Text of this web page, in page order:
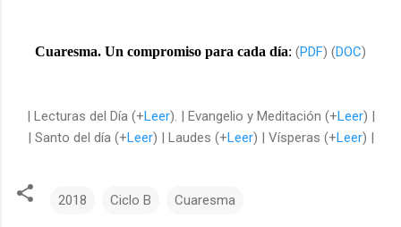
Cuaresma. Un compromiso para cada día: (PDF) (DOC)
| Lecturas del Día (+Leer). | Evangelio y Meditación (+Leer) |
| Santo del día (+Leer) | Laudes (+Leer) | Vísperas (+Leer) |
2018 Ciclo B Cuaresma